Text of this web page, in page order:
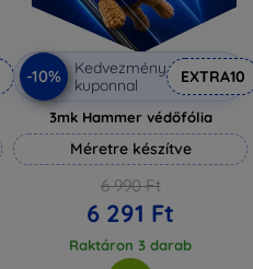
-10%
Kedvezmény
kuponnal
EXTRA10
3mk Hammer védőfólia
Méretre készítve
6 990 Ft
6 291 Ft
Raktáron 3 darab